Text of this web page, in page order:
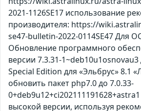
2021-1126SE17 использование
производителя: https://
se47-bulletin-2022-0114SE47 Для
Обновление программного
версии 7.3.31-
Special Edition для «Эльбрус» 8.1
обновить пакет php7.0 до 7.0.33-
высокой версии, используя